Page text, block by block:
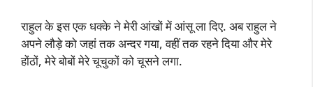
राहुल के इस एक धक्के ने मेरी आंखों में आंसू ला दिए. अब राहुल ने
अपने लौड़े को जहां तक अन्दर गया, वहीं तक रहने दिया और मेरे
होंठों, मेरे बोबों मेरे चूचुकों को चूसने लगा.